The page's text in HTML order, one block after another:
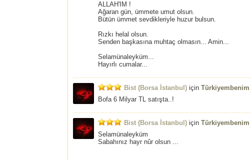
ALLAH'IM !
Ağaran gün, ümmete umut olsun.
Bütün ümmet sevdikleriyle huzur bulsun.
Rızkı helal olsun.
Senden başkasına muhtaç olmasın... Amin...
Selamünaleyküm...
Hayırlı cumalar...
Bist (Borsa İstanbul) için Türkiyembenim
Bofa 6 Milyar TL satışta..!
Bist (Borsa İstanbul) için Türkiyembenim
Selamünaleyküm
Sabahınız hayr nûr olsun ...